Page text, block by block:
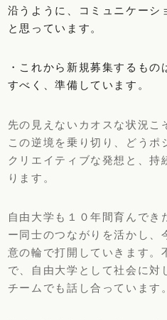
沿うように、コミュニケーシ
と思っています。
・これから新規募集するもの
すべく、準備しています。
先の見えないカオスな状況こ
この逆境を乗り切り、どうポ
クリエイティブな発想と、持
ります。
自由大学も１０年間育んでき
ー同士のつながりを活かし、
意の輪で打開していきます。
で、自由大学として社会に対
チームでも話し合っています。